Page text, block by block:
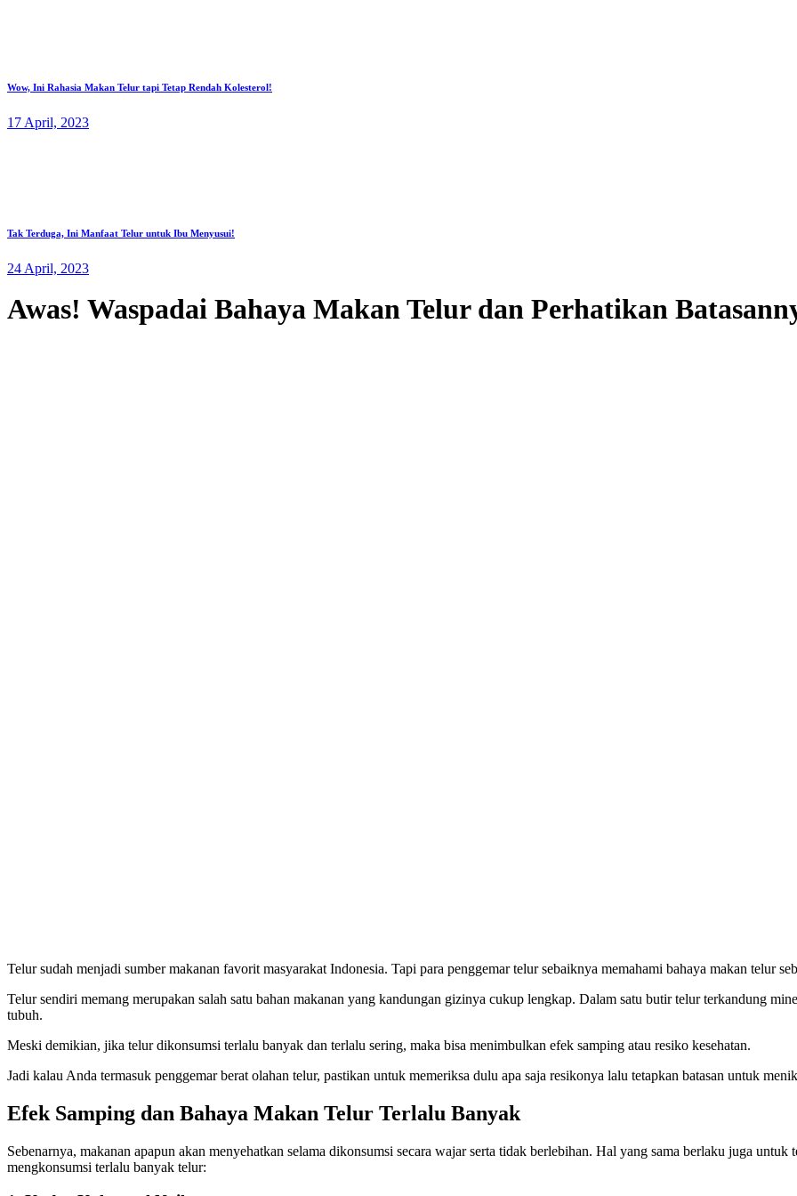
Wow, Ini Rahasia Makan Telur tapi Tetap Rendah Kolesterol!
17 April, 2023
Tak Terduga, Ini Manfaat Telur untuk Ibu Menyusui!
24 April, 2023
Awas! Waspadai Bahaya Makan Telur dan Perhatikan
Telur sudah menjadi sumber makanan favorit masyarakat Indonesia. Tapi para penggemar telur sebaiknya memahami bahaya makan telur
Telur sendiri memang merupakan salah satu bahan makanan yang kandungan gizinya cukup lengkap. Dalam satu butir telur terkandung
tubuh.
Meski demikian, jika telur dikonsumsi terlalu banyak dan terlalu sering, maka bisa menimbulkan efek samping atau resiko kesehatan.
Jadi kalau Anda termasuk penggemar berat olahan telur, pastikan untuk memeriksa dulu apa saja resikonya lalu tetapkan batasan untuk
Efek Samping dan Bahaya Makan Telur Terlalu Banyak
Sebenarnya, makanan apapun akan menyehatkan selama dikonsumsi secara wajar serta tidak berlebihan. Hal yang sama berlaku juga
mengkonsumsi terlalu banyak telur: